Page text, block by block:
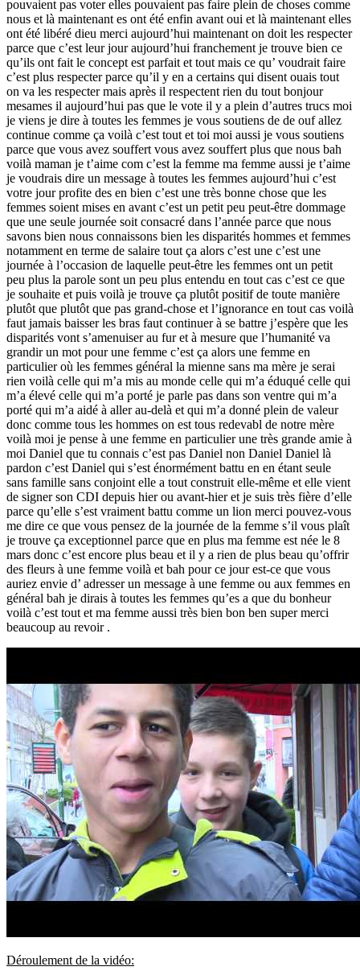
pouvaient pas voter elles pouvaient pas faire plein de choses comme
nous et là maintenant es ont été enfin avant oui et là maintenant elles
ont été libéré dieu merci aujourd’hui maintenant on doit les respecter
parce que c’est leur jour aujourd’hui franchement je trouve bien ce
qu’ils ont fait le concept est parfait et tout mais ce qu’ voudrait faire
c’est plus respecter parce qu’il y en a certains qui disent ouais tout
on va les respecter mais après il respectent rien du tout bonjour
mesames il aujourd’hui pas que le vote il y a plein d’autres trucs moi
je viens je dire à toutes les femmes je vous soutiens de de ouf allez
continue comme ça voilà c’est tout et toi moi aussi je vous soutiens
parce que vous avez souffert vous avez souffert plus que nous bah
voilà maman je t’aime com c’est la femme ma femme aussi je t’aime
je voudrais dire un message à toutes les femmes aujourd’hui c’est
votre jour profite des en bien c’est une très bonne chose que les
femmes soient mises en avant c’est un petit peu peut-être dommage
que une seule journée soit consacré dans l’année parce que nous
savons bien nous connaissons bien les disparités hommes et femmes
notamment en terme de salaire tout ça alors c’est une c’est une
journée à l’occasion de laquelle peut-être les femmes ont un petit
peu plus la parole sont un peu plus entendu en tout cas c’est ce que
je souhaite et puis voilà je trouve ça plutôt positif de toute manière
plutôt que plutôt que pas grand-chose et l’ignorance en tout cas voilà
faut jamais baisser les bras faut continuer à se battre j’espère que les
disparités vont s’amenuiser au fur et à mesure que l’humanité va
grandir un mot pour une femme c’est ça alors une femme en
particulier où les femmes général la mienne sans ma mère je serai
rien voilà celle qui m’a mis au monde celle qui m’a éduqué celle qui
m’a élevé celle qui m’a porté je parle pas dans son ventre qui m’a
porté qui m’a aidé à aller au-delà et qui m’a donné plein de valeur
donc comme tous les hommes on est tous redevabl de notre mère
voilà moi je pense à une femme en particulier une très grande amie à
moi Daniel que tu connais c’est pas Daniel non Daniel Daniel là
pardon c’est Daniel qui s’est énormément battu en en étant seule
sans famille sans conjoint elle a tout construit elle-même et elle vient
de signer son CDI depuis hier ou avant-hier et je suis très fière d’elle
parce qu’elle s’est vraiment battu comme un lion merci pouvez-vous
me dire ce que vous pensez de la journée de la femme s’il vous plaît
je trouve ça exceptionnel parce que en plus ma femme est née le 8
mars donc c’est encore plus beau et il y a rien de plus beau qu’offrir
des fleurs à une femme voilà et bah pour ce jour est-ce que vous
auriez envie d’ adresser un message à une femme ou aux femmes en
général bah je dirais à toutes les femmes qu’es a que du bonheur
voilà c’est tout et ma femme aussi très bien bon ben super merci
beaucoup au revoir .
Déroulement de la vidéo: